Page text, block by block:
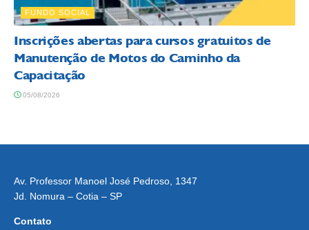
FUNDO SOCIAL
Inscrições abertas para cursos gratuitos de
Manutenção de Motos do Caminho da
Capacitação
05/08/2026
Av. Professor Manoel José Pedroso, 1347
Jd. Nomura – Cotia – SP
Contato